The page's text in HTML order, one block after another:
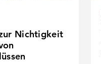
Nichtigkeit